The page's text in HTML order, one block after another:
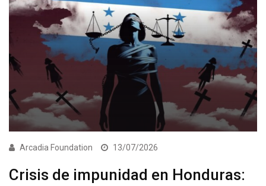
Arcadia Foundation 13/07/2026
Crisis de impunidad en Honduras: